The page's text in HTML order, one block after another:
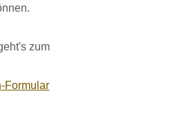
zum
Formular